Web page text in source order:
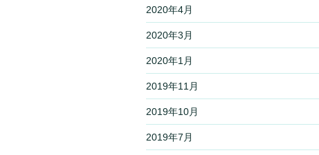
2020年4月
2020年3月
2020年1月
2019年11月
2019年10月
2019年7月